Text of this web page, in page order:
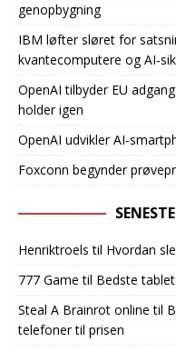
genopbygning
IBM løfter sløret for
kvantecomputere og AI-
OpenAI tilbyder EU
holder igen
OpenAI udvikler AI-
Foxconn begynder
Henriktroels til Hvordan
777 Game til Bedste
Steal A Brainrot online til
telefoner til prisen